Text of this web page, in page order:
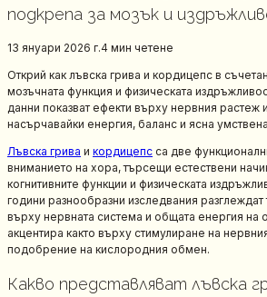
подкрепа за мозък и
13 януари 2026 г.4 мин четене
Открий как лъвска грива и кордицепс в
мозъчната функция и физическата
данни показват ефекти върху нервния
насърчавайки енергия, баланс и ясна
Лъвска грива и кордицепс са две
вниманието на хора, търсещи естествени
когнитивните функции и физическата
години разнообразни изследвания разглеждат
върху нервната система и общата енергия на
акцентира както върху стимулиране на
подобрение на кислородния обмен.
Какво представляват лъвска